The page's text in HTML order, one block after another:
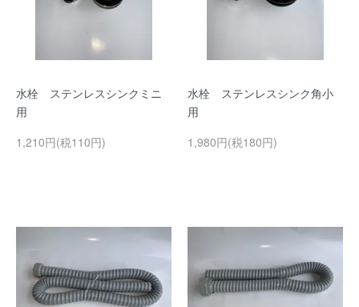
水栓 ステンレスシンクミニ
用
1,210円(税110円)
水栓 ステンレスシンク角小
用
1,980円(税180円)